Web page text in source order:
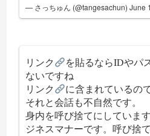
— さっちゅん (@tangesachun)June
リンク
を貼るならIDやパ
ないですね
リンク
に含まれているの
それと会話も不自然です。
身内を呼び捨てにしていま
ジネスマナーです。呼び捨